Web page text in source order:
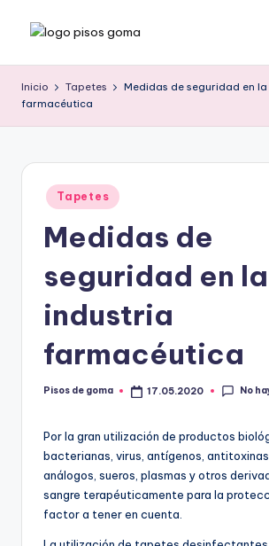
Saltar
is
o
G
m
Inicio Tapetes
Medidas de seguridad en
farmacéutica
Publicado
en
Tapetes
Medidas de
seguridad en la
industria
farmacéutica
Publicado
Pisos de goma 17.05.2020 No
Por la gran utilización de productos
bacterianas, virus, antígenos,
análogos, sueros, plasmas y otros
sangre terapéuticamente para la
factor a tener en cuenta.